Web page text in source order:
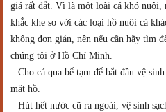
giá rất đắt. Vì là một loài cá khó nuôi,
khắc khe so với các loại hồ nuôi cá
không đơn giản, nên nếu cần hãy tìm
chúng tôi ở Hồ Chí Minh.
– Cho cá qua bể tạm để bắt đầu vệ
mặt hồ.
– Hút hết nước cũ ra ngoài, vệ sinh